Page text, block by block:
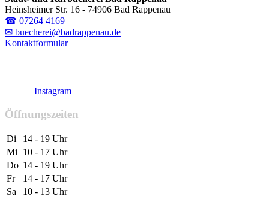
Heinsheimer Str. 16 - 74906 Bad Rappenau
☎ 07264 4169
✉ buecherei@badrappenau.de
Kontaktformular
Instagram
Öffnungszeiten
Di
14 - 19 Uhr
Mi
10 - 17 Uhr
Do 14 - 19 Uhr
Fr
14 - 17 Uhr
Sa
10 - 13 Uhr